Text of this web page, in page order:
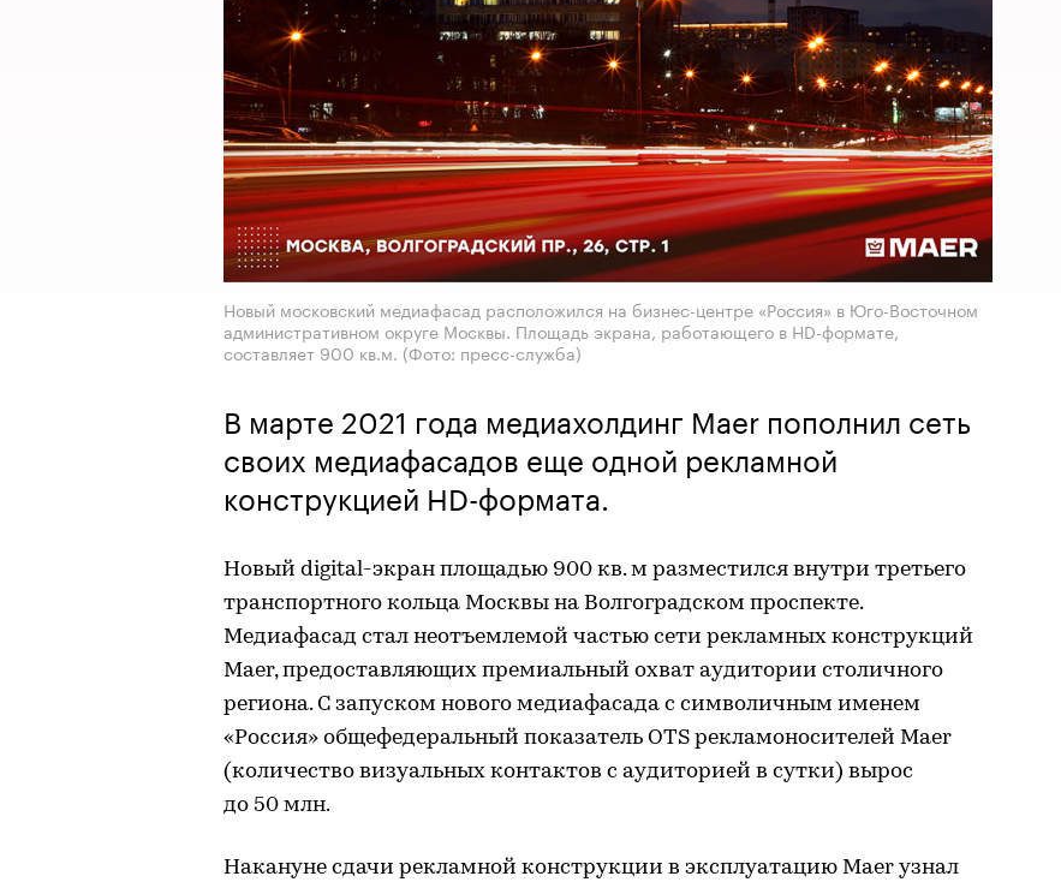
Новый московский медиафасад расположился на бизнес-центре «Россия» в Юго-Восточном
административном округе Москвы. Площадь экрана, работающего в HD-формате,
составляет 900 кв.м. (Фото: пресс-служба)
В марте 2021 года медиахолдинг Maer пополнил сеть
своих медиафасадов еще одной рекламной
конструкцией HD-формата.
Новый digital-экран площадью 900 кв. м разместился внутри третьего
транспортного кольца Москвы на Волгоградском проспекте.
Медиафасад стал неотъемлемой частью сети рекламных конструкций
Maer, предоставляющих премиальный охват аудитории столичного
региона. С запуском нового медиафасада с символичным именем
«Россия» общефедеральный показатель OTS рекламоносителей Maer
(количество визуальных контактов с аудиторией в сутки) вырос
до 50 млн.
Накануне сдачи рекламной конструкции в эксплуатацию Maer узнал